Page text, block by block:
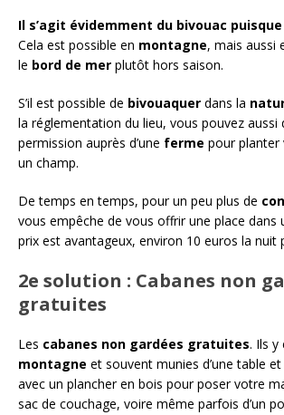
Il s’agit évidemment du bivouac
Cela est possible en montagne, mais aussi
le bord de mer plutôt hors saison.
S’il est possible de bivouaquer dans la
la réglementation du lieu, vous pouvez aussi
permission auprès d’une ferme pour planter
un champ.
De temps en temps, pour un peu plus de
vous empêche de vous offrir une place dans
prix est avantageux, environ 10 euros la nuit
2e solution : Cabanes non
gratuites
Les cabanes non gardées gratuites. Ils y
montagne et souvent munies d’une table et
avec un plancher en bois pour poser votre
sac de couchage, voire même parfois d’un